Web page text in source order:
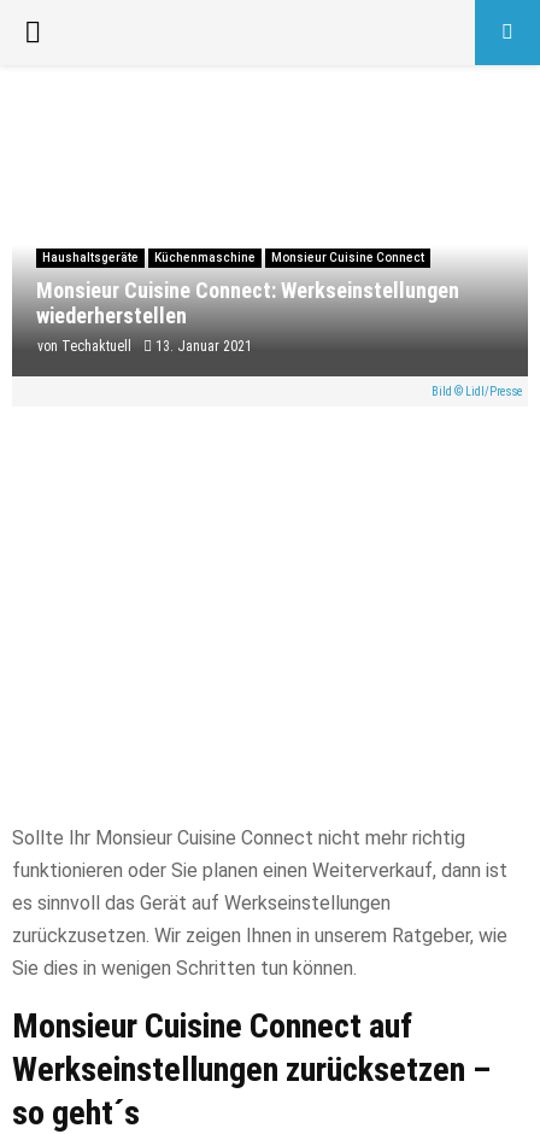
PRIMARY
Haushaltsgeräte Küchenmaschine Monsieur Cuisine Connect
Monsieur Cuisine Connect: Werkseinstellungen
wiederherstellen
von Techaktuell 13. Januar 2021
Bild © Lidl/Presse
Sollte Ihr Monsieur Cuisine Connect nicht mehr richtig
funktionieren oder Sie planen einen Weiterverkauf, dann ist
es sinnvoll das Gerät auf Werkseinstellungen
zurückzusetzen. Wir zeigen Ihnen in unserem Ratgeber, wie
Sie dies in wenigen Schritten tun können.
Monsieur Cuisine Connect auf
Werkseinstellungen zurücksetzen –
so geht´s